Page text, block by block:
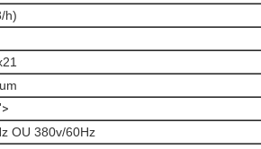
h)
OU 380v/60Hz